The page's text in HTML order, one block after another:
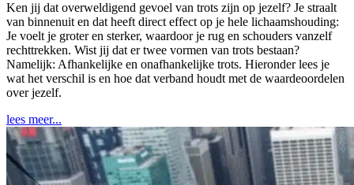
Ken jij dat overweldigend gevoel van trots zijn op jezelf? Je straalt
van binnenuit en dat heeft direct effect op je hele lichaamshouding:
Je voelt je groter en sterker, waardoor je rug en schouders vanzelf
rechttrekken. Wist jij dat er twee vormen van trots bestaan?
Namelijk: Afhankelijke en onafhankelijke trots. Hieronder lees je
wat het verschil is en hoe dat verband houdt met de waardeoordelen
over jezelf.
lees meer...